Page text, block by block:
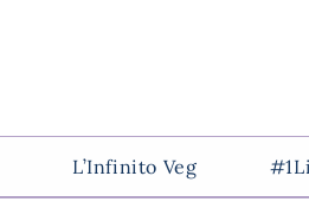
L’Infinito Veg